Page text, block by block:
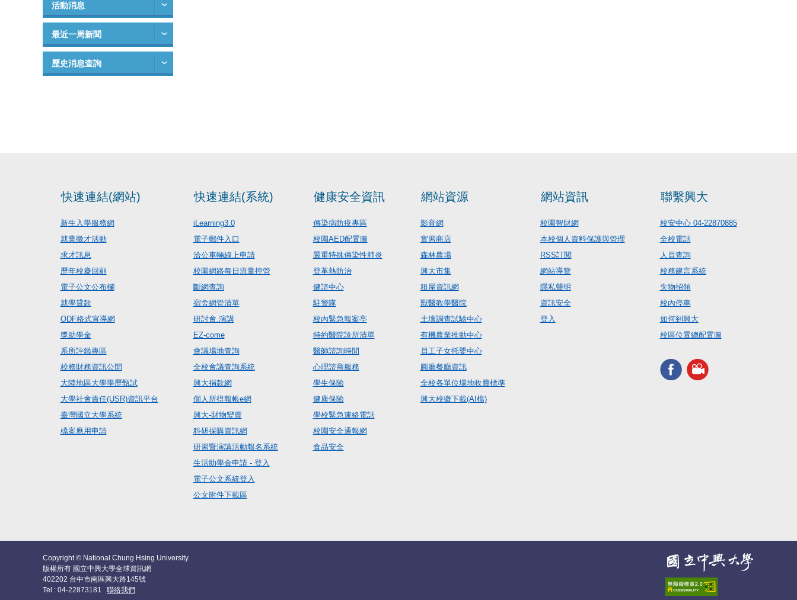
活動消息
最近一周新聞
歷史消息查詢
快速連結(網站)
新生入學服務網
就業徵才活動
求才訊息
歷年校慶回顧
電子公文公布欄
就學貸款
ODF格式宣導網
獎助學金
系所評鑑專區
校務財務資訊公開
大陸地區大學學歷甄試
大學社會責任(USR)資訊平台
臺灣國立大學系統
檔案應用申請
快速連結(系統)
iLearning3.0
電子郵件入口
洽公車輛線上申請
校園網路每日流量控管
斷網查詢
宿舍網管清單
研討會.演講
EZ-come
會議場地查詢
全校會議查詢系統
興大捐款網
個人所得報帳e網
興大-財物變賣
科研採購資訊網
研習暨演講活動報名系統
生活助學金申請 - 登入
電子公文系統登入
公文附件下載區
健康安全資訊
傳染病防疫專區
校園AED配置圖
嚴重特殊傳染性肺炎
登革熱防治
健諮中心
駐警隊
校內緊急報案亭
特約醫院診所清單
醫師諮詢時間
心理諮商服務
學生保險
健康保險
學校緊急連絡電話
校園安全通報網
食品安全
網站資源
影音網
實習商店
森林農場
興大市集
租屋資訊網
獸醫教學醫院
土壤調查試驗中心
有機農業推動中心
員工子女托嬰中心
圓廳餐廳資訊
全校各單位場地收費標準
興大校徽下載(AI檔)
網站資訊
校園智財網
本校個人資料保護與管理
RSS訂閱
網站導覽
隱私聲明
資訊安全
登入
聯繫興大
校安中心 04-22870885
全校電話
人員查詢
校務建言系統
失物招領
校內停車
如何到興大
校區位置總配置圖
Copyright © National Chung Hsing University
版權所有 國立中興大學全球資訊網
402202 台中市南區興大路145號
Tel : 04-22873181 聯絡我們